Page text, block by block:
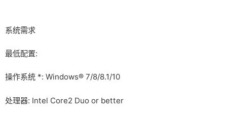
系统需求
最低配置:
操作系统 *: Windows® 7/8/8.1/10
处理器: Intel Core2 Duo or better